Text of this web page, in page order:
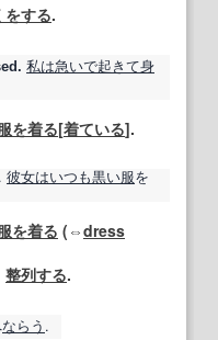
をする.
私は急いで起きて身
を着る[着ている].
彼女はいつも黒い服を
を着る (⇔dress
整列する.
ならう .